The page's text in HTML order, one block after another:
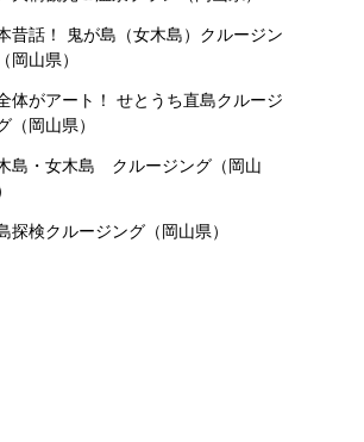
昔話！ 鬼が島（女木島）クルージン
岡山県）
体がアート！ せとうち直島クルージ
（岡山県）
島・女木島 クルージング（岡山
探検クルージング（岡山県）